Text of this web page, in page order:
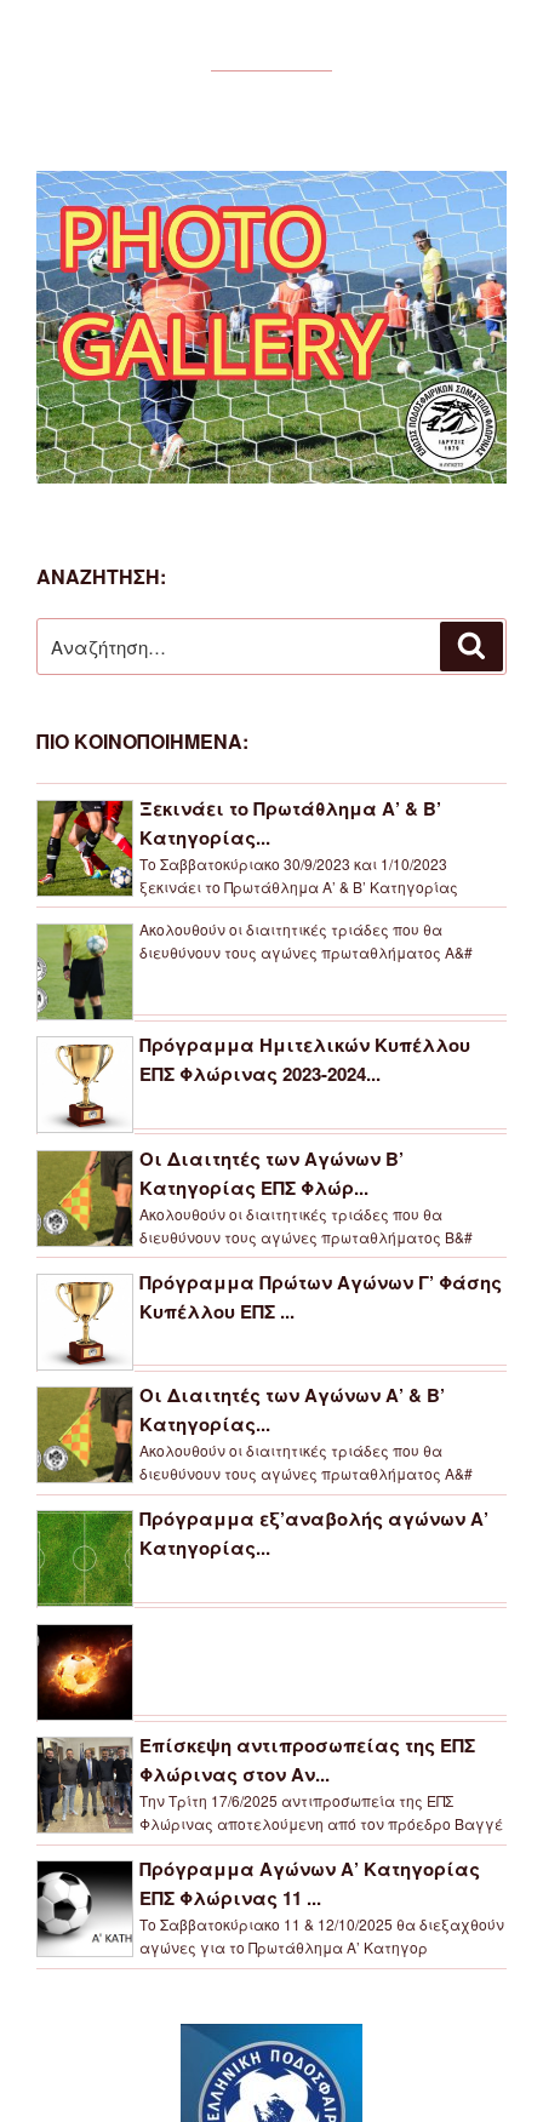
ΑΝΑΖΗΤΗΣΗ:
για:
ΠΙΟ ΚΟΙΝΟΠΟΙΗΜΕΝΑ:
Ξεκινάει το Πρωτάθλημα Α’ & Β’
Κατηγορίας...
Το Σαββατοκύριακο 30/9/2023 και 1/10/2023
ξεκινάει το Πρωτάθλημα Α’ & Β’ Κατηγορίας
Ακολουθούν οι διαιτητικές τριάδες που θα
διευθύνουν τους αγώνες πρωταθλήματος Α&#
Πρόγραμμα Ημιτελικών Κυπέλλου
ΕΠΣ Φλώρινας 2023-2024...
Οι Διαιτητές των Αγώνων Β’
Κατηγορίας ΕΠΣ Φλώρ...
Ακολουθούν οι διαιτητικές τριάδες που θα
διευθύνουν τους αγώνες πρωταθλήματος Β&#
Πρόγραμμα Πρώτων Αγώνων Γ’ Φάσης
Κυπέλλου ΕΠΣ ...
Οι Διαιτητές των Αγώνων Α’ & Β’
Κατηγορίας...
Ακολουθούν οι διαιτητικές τριάδες που θα
διευθύνουν τους αγώνες πρωταθλήματος Α&#
Πρόγραμμα εξ’αναβολής αγώνων Α’
Κατηγορίας...
Επίσκεψη αντιπροσωπείας της ΕΠΣ
Φλώρινας στον Αν...
Την Τρίτη 17/6/2025 αντιπροσωπεία της ΕΠΣ
Φλώρινας αποτελούμενη από τον πρόεδρο Βαγγέ
Πρόγραμμα Αγώνων Α’ Κατηγορίας
ΕΠΣ Φλώρινας 11 ...
Το Σαββατοκύριακο 11 & 12/10/2025 θα διεξαχθούν
αγώνες για το Πρωτάθλημα Α’ Κατηγορ